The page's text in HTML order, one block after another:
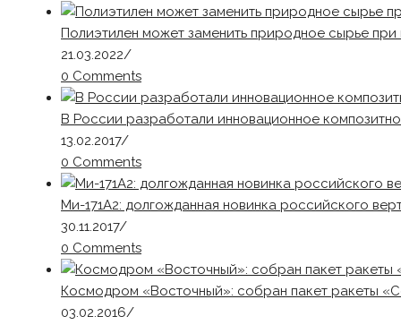
Полиэтилен может заменить природное сырье
21.03.2022/
0 Comments
В России разработали инновационное
13.02.2017/
0 Comments
Ми-171А2: долгожданная новинка российского
30.11.2017/
0 Comments
Космодром «Восточный»: собран пакет ракеты
03.02.2016/